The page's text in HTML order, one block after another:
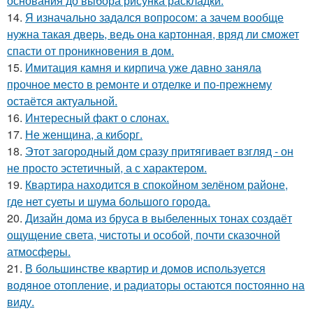
14. Я изначально задался вопросом: а зачем вообще
нужна такая дверь, ведь она картонная, вряд ли сможет
спасти от проникновения в дом.
15. Имитация камня и кирпича уже давно заняла
прочное место в ремонте и отделке и по-прежнему
остаётся актуальной.
16. Интересный факт о слонах.
17. Не женщина, а киборг.
18. Этот загородный дом сразу притягивает взгляд - он
не просто эстетичный, а с характером.
19. Квартира находится в спокойном зелёном районе,
где нет суеты и шума большого города.
20. Дизайн дома из бруса в выбеленных тонах создаёт
ощущение света, чистоты и особой, почти сказочной
атмосферы.
21. В большинстве квартир и домов используется
водяное отопление, и радиаторы остаются постоянно на
виду.